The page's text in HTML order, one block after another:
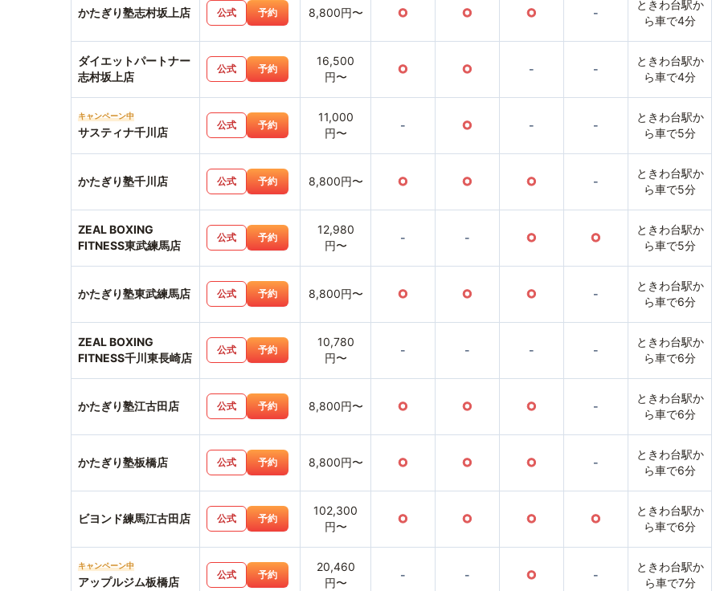
かたぎり塾志村坂上店 公式 予約 8,800円〜 ○ ○ ○ -
ときわ台駅か
ら車で4分
ダイエットパートナー
志村坂上店
公式 予約
16,500
円〜
○ ○ - -
ときわ台駅か
ら車で4分
キャンペーン中
サスティナ千川店
公式 予約
11,000
円〜
- ○ - -
ときわ台駅か
ら車で5分
かたぎり塾千川店 公式 予約 8,800円〜 ○ ○ ○ -
ときわ台駅か
ら車で5分
ZEAL BOXING
FITNESS東武練馬店
公式 予約
12,980
円〜
- - ○ ○
ときわ台駅か
ら車で5分
かたぎり塾東武練馬店 公式 予約 8,800円〜 ○ ○ ○ -
ときわ台駅か
ら車で6分
ZEAL BOXING
FITNESS千川東長崎店
公式 予約
10,780
円〜
- - - -
ときわ台駅か
ら車で6分
かたぎり塾江古田店 公式 予約 8,800円〜 ○ ○ ○ -
ときわ台駅か
ら車で6分
かたぎり塾板橋店 公式 予約 8,800円〜 ○ ○ ○ -
ときわ台駅か
ら車で6分
ビヨンド練馬江古田店 公式 予約
102,300
円〜
○ ○ ○ ○
ときわ台駅か
ら車で6分
キャンペーン中
アップルジム板橋店
公式 予約
20,460
円〜
- - ○ -
ときわ台駅か
ら車で7分